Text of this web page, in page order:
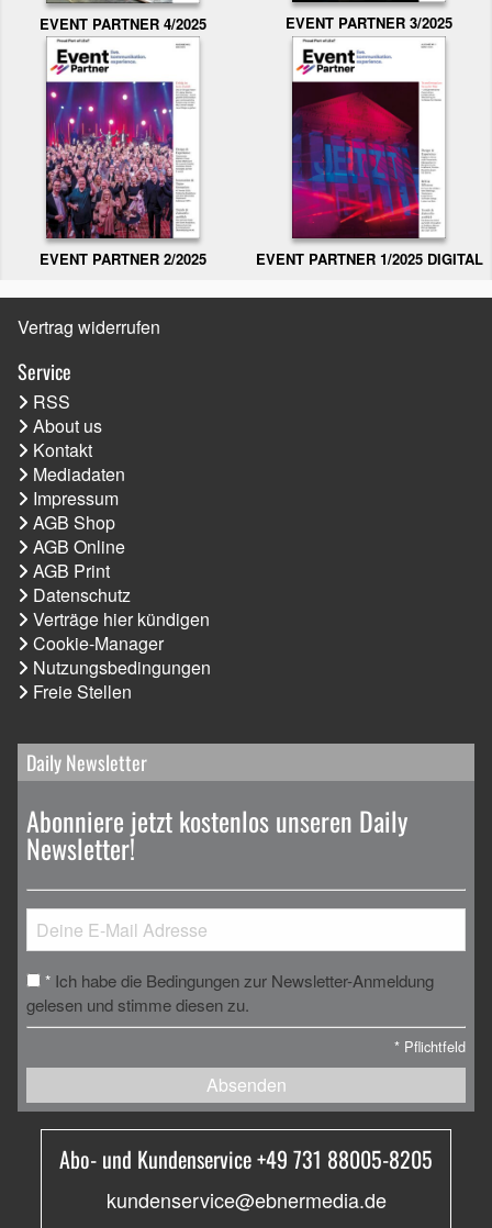
EVENT PARTNER 4/2025 EVENT PARTNER 3/2025
EVENT PARTNER 2/2025 EVENT PARTNER 1/2025 DIGITAL
Vertrag widerrufen
Service
RSS
About us
Kontakt
Mediadaten
Impressum
AGB Shop
AGB Online
AGB Print
Datenschutz
Verträge hier kündigen
Cookie-Manager
Nutzungsbedingungen
Freie Stellen
Daily Newsletter
Abonniere jetzt kostenlos unseren Daily
Newsletter!
* Ich habe die Bedingungen zur Newsletter-Anmeldung
gelesen und stimme diesen zu.
* Pflichtfeld
Absenden
Abo- und Kundenservice +49 731 88005-8205
kundenservice@ebnermedia.de